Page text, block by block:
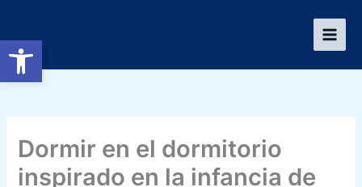
Abrir barra de herramientas
contenido
Dormir en el dormitorio
inspirado en la infancia de